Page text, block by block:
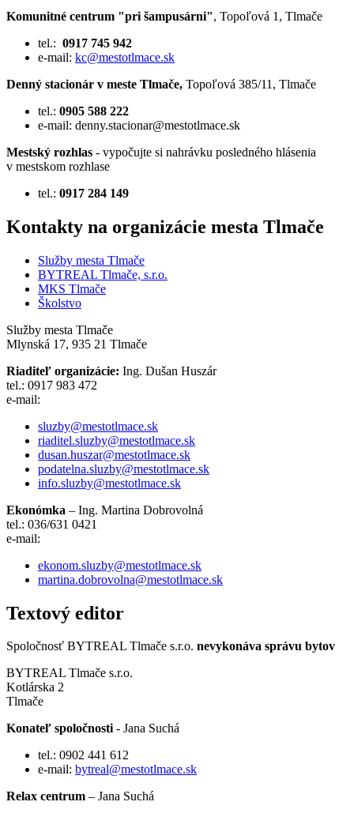
Komunitné centrum "pri šampusárni", Topoľová 1, Tlmače
tel.: 0917 745 942
e-mail: kc@mestotlmace.sk
Denný stacionár v meste Tlmače, Topoľová 385/11, Tlmače
tel.: 0905 588 222
e-mail: denny.stacionar@mestotlmace.sk
Mestský rozhlas - vypočujte si nahrávku posledného hlásenia
v mestskom rozhlase
tel.: 0917 284 149
Kontakty na organizácie mesta Tlmače
Služby mesta Tlmače
BYTREAL Tlmače, s.r.o.
MKS Tlmače
Školstvo
Služby mesta Tlmače
Mlynská 17, 935 21 Tlmače
Riaditeľ organizácie: Ing. Dušan Huszár
tel.: 0917 983 472
e-mail:
sluzby@mestotlmace.sk
riaditel.sluzby@mestotlmace.sk
dusan.huszar@mestotlmace.sk
podatelna.sluzby@mestotlmace.sk
info.sluzby@mestotlmace.sk
Ekonómka – Ing. Martina Dobrovolná
tel.: 036/631 0421
e-mail:
ekonom.sluzby@mestotlmace.sk
martina.dobrovolna@mestotlmace.sk
Textový editor
Spoločnosť BYTREAL Tlmače s.r.o. nevykonáva správu bytov
BYTREAL Tlmače s.r.o.
Kotlárska 2
Tlmače
Konateľ spoločnosti- Jana Suchá
tel.: 0902 441 612
e-mail: bytreal@mestotlmace.sk
Relax centrum – Jana Suchá